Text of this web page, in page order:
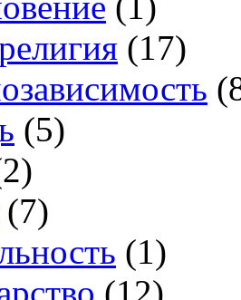
(17)
(5)
(7)
(1)